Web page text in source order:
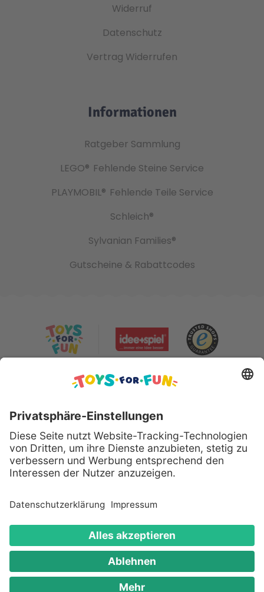
Widerruf
Datenschutz
Vertrag Widerrufen
Informationen
Ratgeber Sammlung
LEGO® Fehlende Steine Service
PLAYMOBIL® Fehlende Teile Service
Schleich®
Sylvanian Families®
Gutscheine & Rabattcodes
sind eingetragene Warenzeichen der
jeweiligen Hersteller.
Copyright © 2008 - 2026 Toys for Fun
GmbH - Alle Rechte vorbehalten